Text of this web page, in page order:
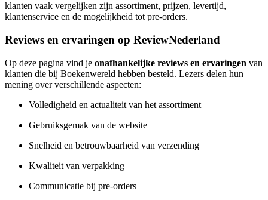
klanten vaak vergelijken zijn assortiment, prijzen, levertijd,
klantenservice en de mogelijkheid tot pre-orders.
Reviews en ervaringen op ReviewNederland
Op deze pagina vind je onafhankelijke reviews en ervaringen van
klanten die bij Boekenwereld hebben besteld. Lezers delen hun
mening over verschillende aspecten:
Volledigheid en actualiteit van het assortiment
Gebruiksgemak van de website
Snelheid en betrouwbaarheid van verzending
Kwaliteit van verpakking
Communicatie bij pre-orders